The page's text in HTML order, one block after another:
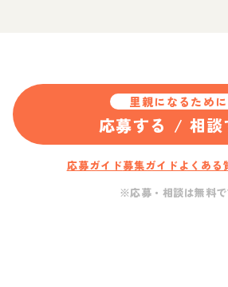
里親になるために
応募する / 相談
応募ガイド募集ガイド よくある
※応募・相談は無料